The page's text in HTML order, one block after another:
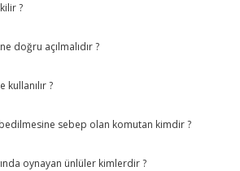
?
doğru açılmalıdır ?
?
sebep olan komutan kimdir ?
oynayan ünlüler kimlerdir ?